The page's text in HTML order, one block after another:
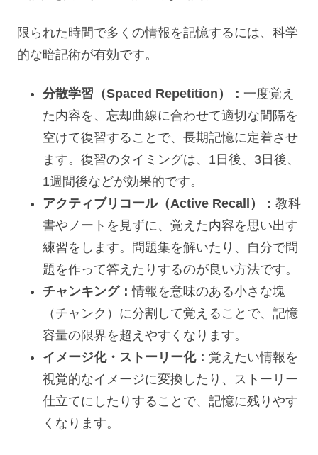
限られた時間で多くの情報を記憶するには、科学
的な暗記術が有効です。
分散学習（Spaced Repetition）： 一度覚え
た内容を、忘却曲線に合わせて適切な間隔を
空けて復習することで、長期記憶に定着させ
ます。復習のタイミングは、1日後、3日後、
1週間後などが効果的です。
アクティブリコール（Active Recall）： 教科
書やノートを見ずに、覚えた内容を思い出す
練習をします。問題集を解いたり、自分で問
題を作って答えたりするのが良い方法です。
チャンキング：情報を意味のある小さな塊
（チャンク）に分割して覚えることで、記憶
容量の限界を超えやすくなります。
イメージ化・ストーリー化： 覚えたい情報を
視覚的なイメージに変換したり、ストーリー
仕立てにしたりすることで、記憶に残りやす
くなります。